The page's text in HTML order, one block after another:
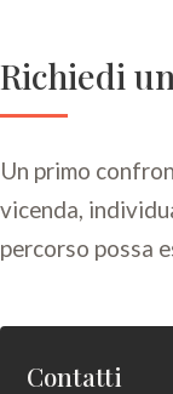
Richiedi
Un primo
vicenda,
percorso possa
Contatti